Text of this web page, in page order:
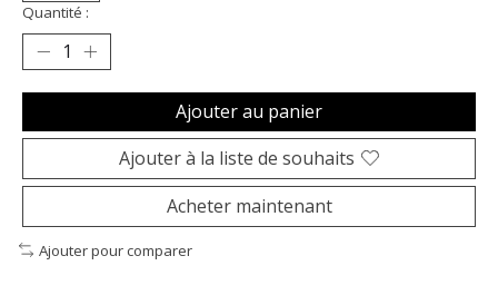
Quantité :
Ajouter au panier
Ajouter à la liste de souhaits
Acheter maintenant
Ajouter pour comparer